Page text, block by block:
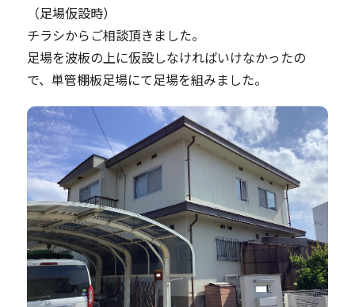
（足場仮設時）
チラシからご相談頂きました。
足場を波板の上に仮設しなければいけなかったの
で、単管棚板足場にて足場を組みました。